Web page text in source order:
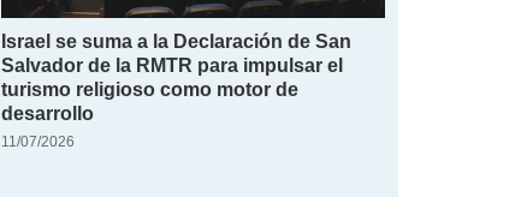
Israel se suma a la Declaración de San
Salvador de la RMTR para impulsar el
turismo religioso como motor de
desarrollo
11/07/2026